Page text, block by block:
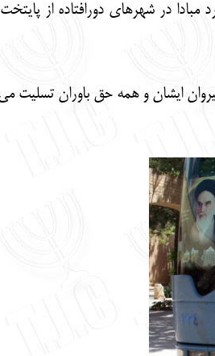
در شهرهای دورافتاده از
ایشان و همه حق باوران تسلیت